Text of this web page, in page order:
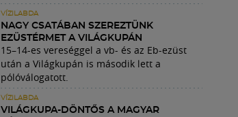
VÍZILABDA
NAGY CSATÁBAN SZEREZTÜNK
EZÜSTÉRMET A VILÁGKUPÁN
15–14-es vereséggel a vb- és az Eb-ezüst
után a Világkupán is második lett a
pólóválogatott.
VÍZILABDA
VILÁGKUPA-DÖNTŐS A MAGYAR